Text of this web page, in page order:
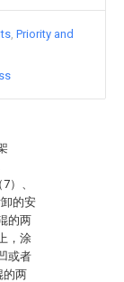
）、
的安
的两
，涂
或者
的两
Priority and